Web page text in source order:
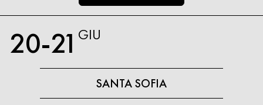
20-21 GIU
SANTA SOFIA